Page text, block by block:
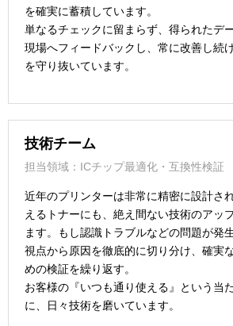
を確実に蓄積しています。
単なるチェックに留まらず、得られたデ
現場へフィードバックし、常に改善し続
を守り抜いています。
技術チーム
担当領域：ICチップ最適化・互換性検証
近年のプリンターは非常に精密に設計さ
えるトナーにも、絶え間ない技術のアッ
ます。もし認識トラブルなどの問題が発
視点から原因を徹底的に切り分け、確実
めの検証を繰り返す。
お客様の『いつも通り使える』という当
に、日々技術を磨いています。